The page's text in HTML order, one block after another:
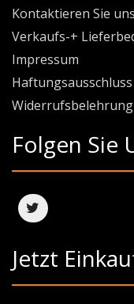
Kontaktieren Sie uns
Verkaufs-+
Impressum
Haftungsausschluss
Widerrufsbelehrung
Folgen Sie
Jetzt